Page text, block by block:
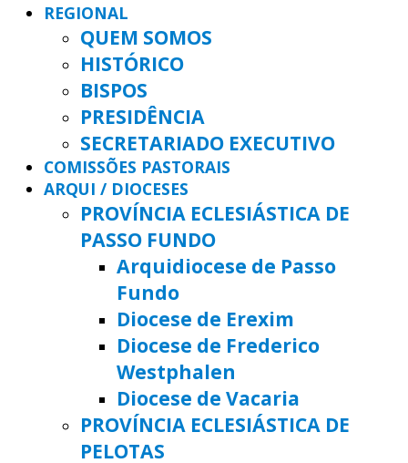
REGIONAL
QUEM SOMOS
HISTÓRICO
BISPOS
PRESIDÊNCIA
SECRETARIADO EXECUTIVO
COMISSÕES PASTORAIS
ARQUI / DIOCESES
PROVÍNCIA ECLESIÁSTICA DE
PASSO FUNDO
Arquidiocese de Passo
Fundo
Diocese de Erexim
Diocese de Frederico
Westphalen
Diocese de Vacaria
PROVÍNCIA ECLESIÁSTICA DE
PELOTAS